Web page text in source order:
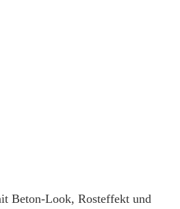
Beton-Look, Rosteffekt und